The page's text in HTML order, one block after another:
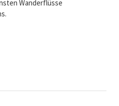
Wanderflüsse